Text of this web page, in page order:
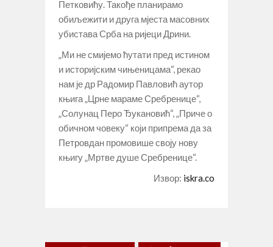
Петковићу. Такође планирамо
обиљежити и друга мјеста масовних
убистава Срба на ријеци Дрини.
„Ми не смијемо ћутати пред истином
и историјским чињеницама“, рекао
нам је др Радомир Павловић аутор
књига „Црне мараме Сребренице“,
„Солунац Перо Ђукановић“, „Приче о
обичном човеку“ који припрема да за
Петровдан промовише своју нову
књигу „Мртве душе Сребренице“.
Извор: iskra.co